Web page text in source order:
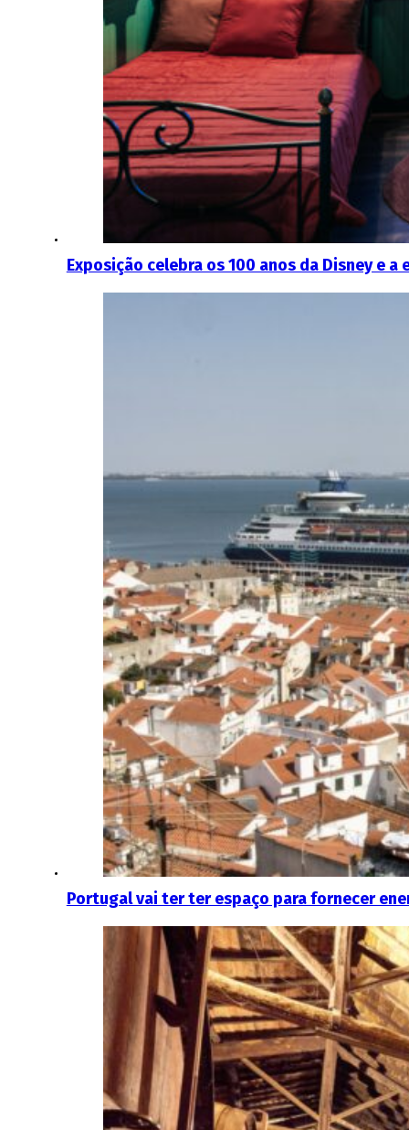
Exposição celebra os 100 anos da Disney e
Portugal vai ter ter espaço para fornecer